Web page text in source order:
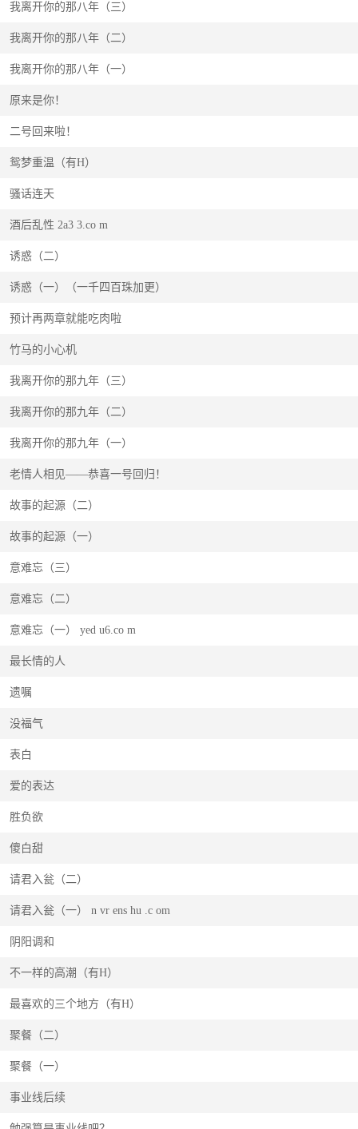
事业线后续
聚餐（一）
聚餐（二）
最喜欢的三个地方（有H）
不一样的高潮（有H）
阴阳调和
请君入瓮（一） n vr ens hu .c om
请君入瓮（二）
傻白甜
胜负欲
爱的表达
表白
没福气
遗嘱
最长情的人
意难忘（一） yed u6.co m
意难忘（二）
意难忘（三）
故事的起源（一）
故事的起源（二）
老情人相见——恭喜一号回归！
我离开你的那九年（一）
我离开你的那九年（二）
我离开你的那九年（三）
竹马的小心机
预计再两章就能吃肉啦
诱惑（一）（一千四百珠加更）
诱惑（二）
酒后乱性 2a3 3.co m
骚话连天
鸳梦重温（有H）
二号回来啦！
原来是你！
我离开你的那八年（一）
我离开你的那八年（二）
我离开你的那八年（三）